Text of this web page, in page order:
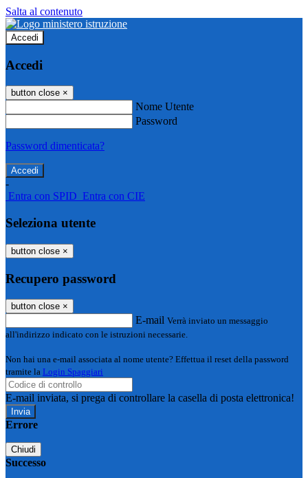
Salta al contenuto
Accedi
Accedi
button close ×
Nome Utente
Password
Password dimenticata?
-
Entra con SPID Entra con CIE
Seleziona utente
button close ×
Recupero password
button close ×
E-mail Verrà inviato un messaggio
all'indirizzo indicato con le istruzioni necessarie.
Non hai una e-mail associata al nome utente? Effettua il reset della password
tramite la Login Spaggiari
E-mail inviata, si prega di controllare la casella di posta elettronica!
Errore
Chiudi
Successo